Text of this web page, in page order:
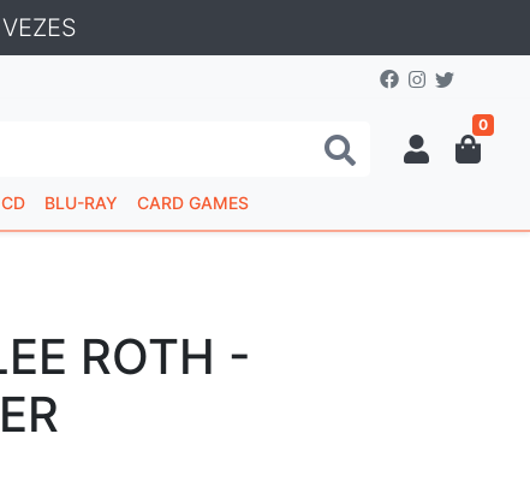
0
CD BLU-RAY CARD GAMES
ROTH -